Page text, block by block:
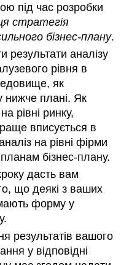
під час розробки
стратегія
бізнес-плану.
результати аналізу
рівня в
як
нижче плані. Як
рівні ринку,
вписується в
на рівні фірми
бізнес-плану.
дасть вам
що деякі з ваших
форму у
результатів вашого
у відповідні